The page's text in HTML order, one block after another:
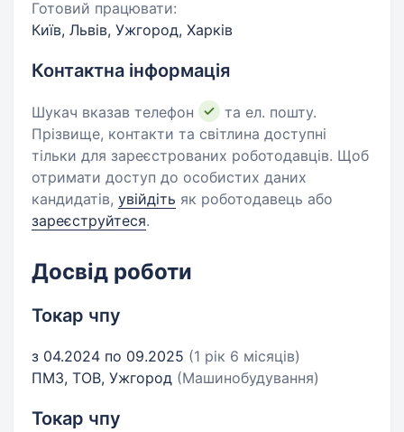
Готовий працювати:
Київ, Львів, Ужгород, Харків
Контактна інформація
Шукач вказав телефон
та ел. пошту.
Прізвище, контакти та світлина доступні
тільки для зареєстрованих роботодавців. Щоб
отримати доступ до особистих даних
кандидатів, увійдіть як роботодавець або
зареєструйтеся.
Досвід роботи
Токар чпу
з 04.2024 по 09.2025 (1 рік 6 місяців)
ПМЗ, ТОВ, Ужгород (Машинобудування)
Токар чпу